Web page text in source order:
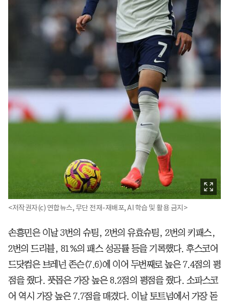
<저작권자(c) 연합뉴스, 무단 전재-재배포, AI 학습 및 활용 금지>
손흥민은 이날 3번의 슈팅, 2번의 유효슈팅, 2번의 키패스,
2번의 드리블, 81%의 패스 성공률 등을 기록했다. 후스코어
드닷컴은 브레넌 존슨(7.6)에 이어 두번째로 높은 7.4점의 평
점을 줬다. 풋몹은 가장 높은 8.2점의 평점을 줬다. 소파스코
어 역시 가장 높은 7.7점을 매겼다. 이날 토트넘에서 가장 돋